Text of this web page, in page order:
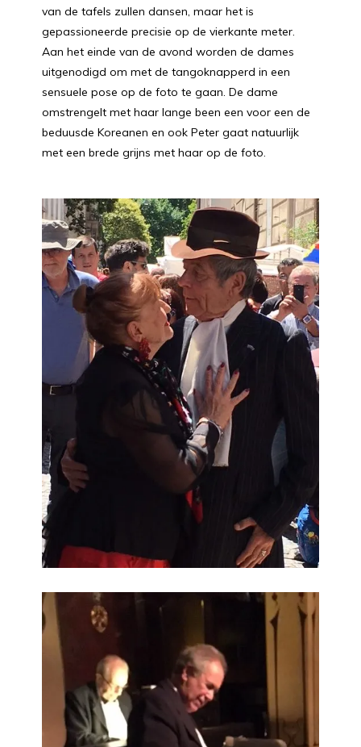
van de tafels zullen dansen, maar het is
gepassioneerde precisie op de vierkante meter.
Aan het einde van de avond worden de dames
uitgenodigd om met de tangoknapperd in een
sensuele pose op de foto te gaan. De dame
omstrengelt met haar lange been een voor een de
beduusde Koreanen en ook Peter gaat natuurlijk
met een brede grijns met haar op de foto.